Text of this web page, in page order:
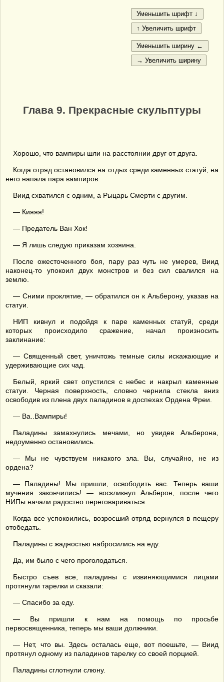
Глава 9. Прекрасные скульптуры
Хорошо, что вампиры шли на расстоянии друг от друга.
Когда отряд остановился на отдых среди каменных статуй, на
него напала пара вампиров.
Виид схватился с одним, а Рыцарь Смерти с другим.
— Кияяя!
— Предатель Ван Хок!
— Я лишь следую приказам хозяина.
После ожесточенного боя, пару раз чуть не умерев, Виид
наконец-то упокоил двух монстров и без сил свалился на
землю.
— Сними проклятие, — обратился он к Альберону, указав на
статуи.
НИП кивнул и подойдя к паре каменных статуй, среди
которых происходило сражение, начал произносить
заклинание:
— Священный свет, уничтожь темные силы искажающие и
удерживающие сих чад.
Белый, яркий свет опустился с небес и накрыл каменные
статуи. Черная поверхность, словно чернила стекла вниз
освободив из плена двух паладинов в доспехах Ордена Фреи.
— Ва..Вампиры!
Паладины замахнулись мечами, но увидев Альберона,
недоуменно остановились.
— Мы не чувствуем никакого зла. Вы, случайно, не из
ордена?
— Паладины! Мы пришли, освободить вас. Теперь ваши
мучения закончились! — воскликнул Альберон, после чего
НИПы начали радостно переговариваться.
Когда все успокоились, возросший отряд вернулся в пещеру
отобедать.
Паладины с жадностью набросились на еду.
Да, им было с чего проголодаться.
Быстро съев все, паладины с извиняющимися лицами
протянули тарелки и сказали:
— Спасибо за еду.
— Вы пришли к нам на помощь по просьбе
первосвященника, теперь мы ваши должники.
— Нет, что вы. Здесь осталась еще, вот поешьте, — Виид
протянул одному из паладинов тарелку со своей порцией.
Паладины сглотнули слюну.